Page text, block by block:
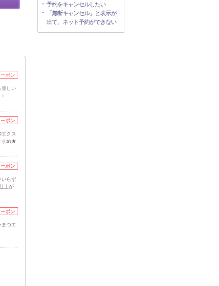
ポン
優しい
♪
ポン
クス
すめ★
ポン
いらず
上が
ポン
つエ
予約をキャンセルしたい
「無断キャンセル」と表示が
出て、ネット予約ができない